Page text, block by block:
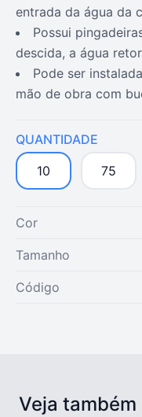
entrada da água da
possui pingadeiras, para evitar que após a
descida, a água
pode ser instalada com resina sintética, evitando a
mão de obra com
QUANTIDADE
10
75
Cor
Tamanho
Código
Veja